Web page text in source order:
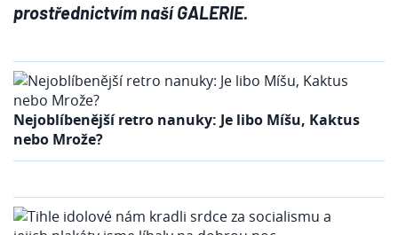
prostřednictvím naší GALERIE.
Nejoblíbenější retro nanuky: Je libo Míšu, Kaktus
nebo Mrože?